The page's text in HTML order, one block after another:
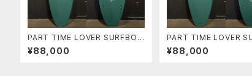
PART TIME LOVER SURFBOA
RDS 『THE NEIGHBOR』 6’2”
HP SHORT
¥88,000
PART TIME LOVER
RDS 『THE
HP SHORT
¥88,000